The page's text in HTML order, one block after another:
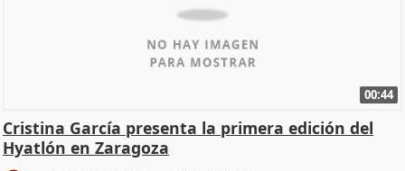
00:44
Cristina García presenta la primera edición del
Hyatlón en Zaragoza